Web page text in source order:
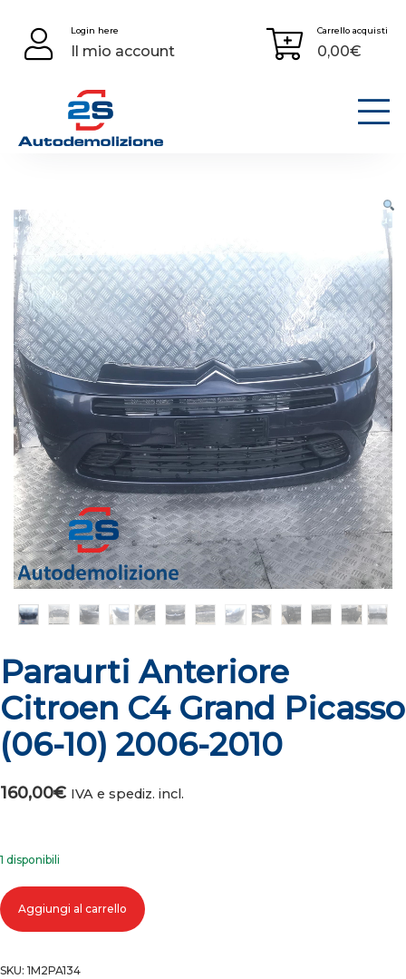
content
Login here
Il mio account
Carrello acquisti
0,00€
Paraurti Anteriore
Citroen C4 Grand Picasso
(06-10) 2006-2010
160,00€ IVA e spediz. incl.
1 disponibili
Paraurti anteriore citroen c4 grand picasso (06-10) 2006-2010 quantità
Aggiungi al carrello
SKU: 1M2PA134